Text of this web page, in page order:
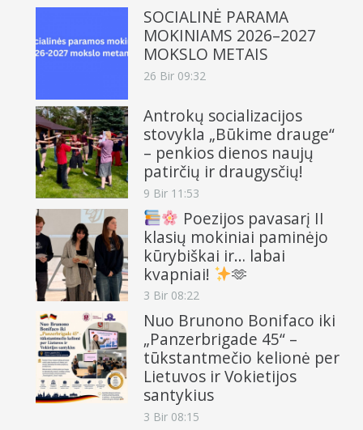
SOCIALINĖ PARAMA
MOKINIAMS 2026–2027
MOKSLO METAIS
26 Bir 09:32
Antrokų socializacijos
stovykla „Būkime drauge“
– penkios dienos naujų
patirčių ir draugysčių!
9 Bir 11:53
Poezijos pavasarį II
klasių mokiniai paminėjo
kūrybiškai ir… labai
kvapniai!
🫶
3 Bir 08:22
Nuo Brunono Bonifaco iki
„Panzerbrigade 45“ –
tūkstantmečio kelionė per
Lietuvos ir Vokietijos
santykius
3 Bir 08:15